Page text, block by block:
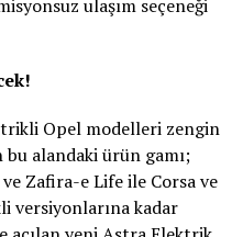
ulaşım seçeneği
Opel modelleri zengin
alandaki ürün gamı;
Zafira-e Life ile Corsa ve
versiyonlarına kadar